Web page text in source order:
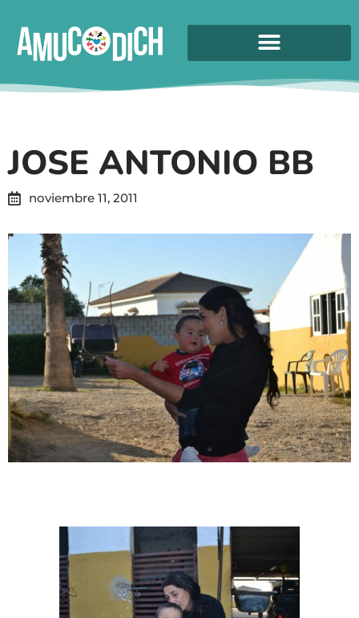
JOSE ANTONIO BB
noviembre 11, 2011